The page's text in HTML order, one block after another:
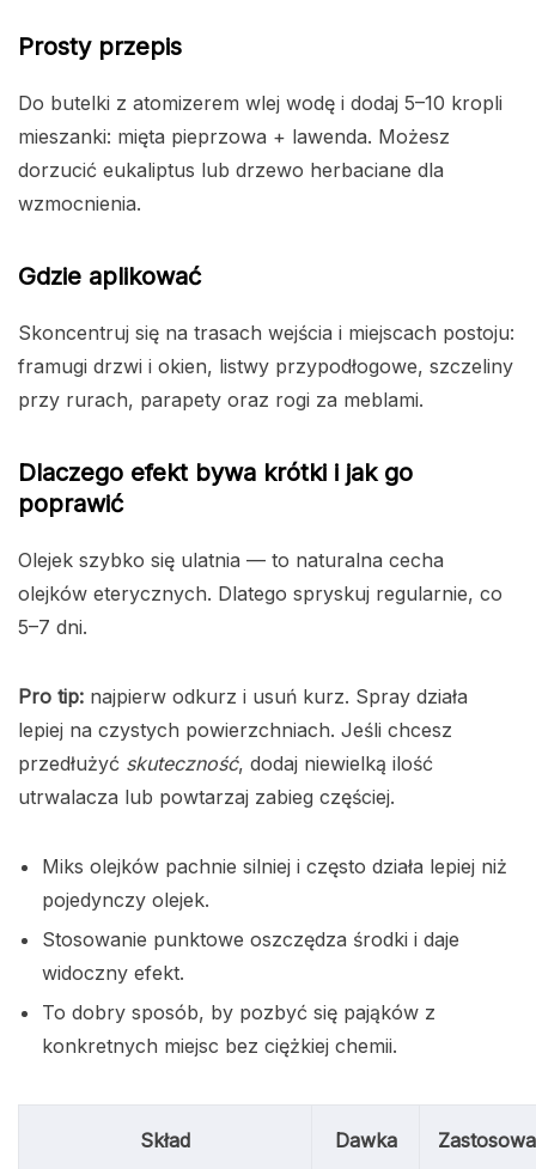
Prosty przepis
Do butelki z atomizerem wlej wodę i dodaj 5–10 kropli
mieszanki: mięta pieprzowa + lawenda. Możesz
dorzucić eukaliptus lub drzewo herbaciane dla
wzmocnienia.
Gdzie aplikować
Skoncentruj się na trasach wejścia i miejscach postoju:
framugi drzwi i okien, listwy przypodłogowe, szczeliny
przy rurach, parapety oraz rogi za meblami.
Dlaczego efekt bywa krótki i jak go
poprawić
Olejek szybko się ulatnia — to naturalna cecha
olejków eterycznych. Dlatego spryskuj regularnie, co
5–7 dni.
Pro tip: najpierw odkurz i usuń kurz. Spray działa
lepiej na czystych powierzchniach. Jeśli chcesz
przedłużyć skuteczność, dodaj niewielką ilość
utrwalacza lub powtarzaj zabieg częściej.
Miks olejków pachnie silniej i często działa lepiej niż
pojedynczy olejek.
Stosowanie punktowe oszczędza środki i daje
widoczny efekt.
To dobry sposób, by pozbyć się pająków z
konkretnych miejsc bez ciężkiej chemii.
Skład Dawka